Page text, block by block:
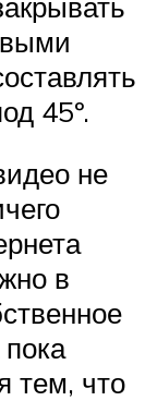
45º.
не
в
тем, что